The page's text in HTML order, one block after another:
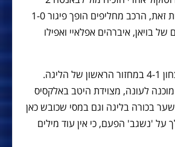
מחזורים קודם. למרות זאת, הרכב מחליפים הופך פיגור 1-0
1 משערים של בויאן, איברהים אפלאיי ואפילו
– בעונת 11-12, ניצחון 4-1 במחזור הראשון של הליגה.
לעונה, מצוידת היטב באלקסיס
בכורה בליגה וגם במסי שכובש כאן
'נשגב' הפעם, כי אין עוד מילים